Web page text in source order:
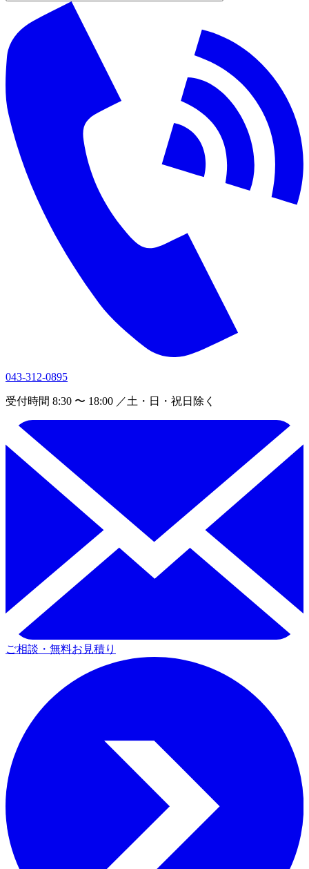
043-312-0895
受付時間 8:30 〜 18:00 ／土・日・祝日除く
ご相談・無料お見積り